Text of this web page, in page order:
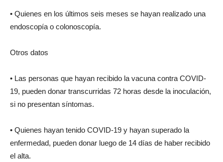
• Quienes en los últimos seis meses se hayan realizado una
endoscopía o colonoscopía.
Otros datos
• Las personas que hayan recibido la vacuna contra COVID-
19, pueden donar transcurridas 72 horas desde la inoculación,
si no presentan síntomas.
• Quienes hayan tenido COVID-19 y hayan superado la
enfermedad, pueden donar luego de 14 días de haber recibido
el alta.